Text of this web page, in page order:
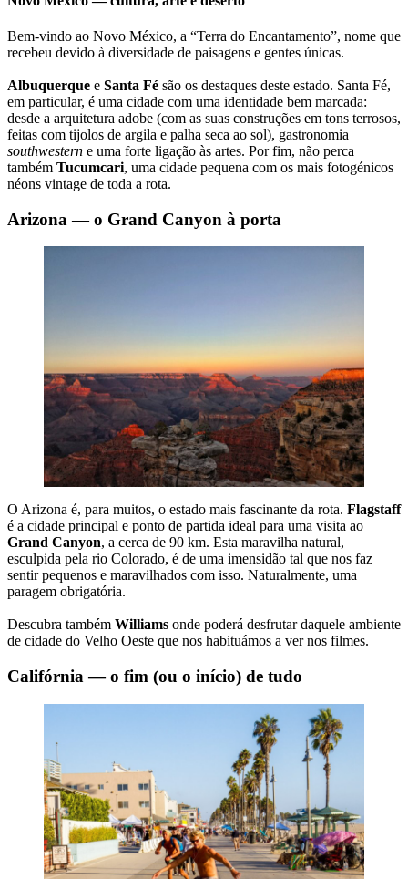
Bem-vindo ao Novo México, a “Terra do Encantamento”, nome que
recebeu devido à diversidade de paisagens e gentes únicas.
Albuquerque e Santa Fé são os destaques deste estado. Santa Fé,
em particular, é uma cidade com uma identidade bem marcada:
desde a arquitetura adobe (com as suas construções em tons terrosos,
feitas com tijolos de argila e palha seca ao sol), gastronomia
southwestern e uma forte ligação às artes. Por fim, não perca
também Tucumcari, uma cidade pequena com os mais fotogénicos
néons vintage de toda a rota.
Arizona — o Grand Canyon à porta
O Arizona é, para muitos, o estado mais fascinante da rota. Flagstaff
é a cidade principal e ponto de partida ideal para uma visita ao
Grand Canyon, a cerca de 90 km. Esta maravilha natural,
esculpida pela rio Colorado, é de uma imensidão tal que nos faz
sentir pequenos e maravilhados com isso. Naturalmente, uma
paragem obrigatória.
Descubra também Williams onde poderá desfrutar daquele ambiente
de cidade do Velho Oeste que nos habituámos a ver nos filmes.
Califórnia — o fim (ou o início) de tudo